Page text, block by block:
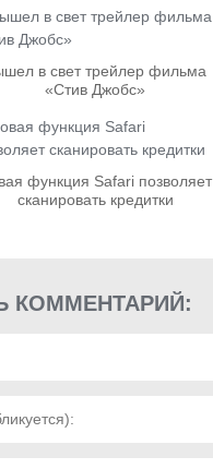
в свет трейлер фильма
«Стив Джобс»
функция Safari позволяет
сканировать кредитки
КОММЕНТАРИЙ: